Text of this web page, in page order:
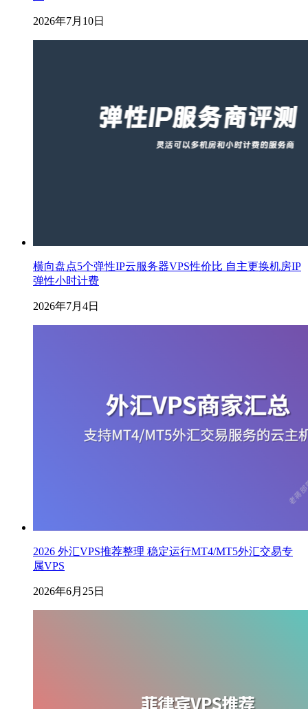
2026年7月10日
横向盘点5个弹性IP云服务器VPS性价比 自主更换机房IP
弹性小时计费
2026年7月4日
2026 外汇VPS推荐整理 稳定运行MT4/MT5外汇交易专
属VPS
2026年6月25日